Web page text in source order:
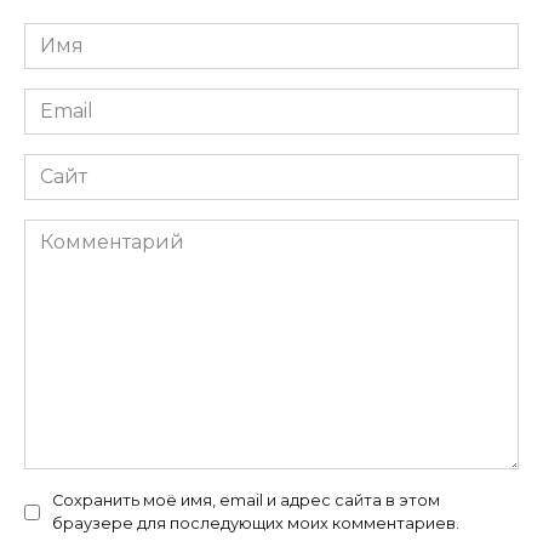
Имя
*
Email
*
Сайт
Комментарий
Сохранить моё имя, email и адрес сайта в этом
браузере для последующих моих комментариев.